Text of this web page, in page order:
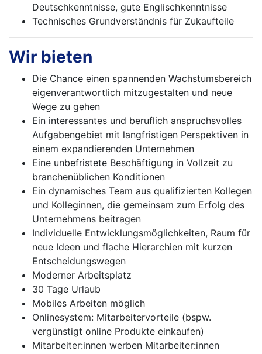
Deutschkenntnisse, gute Englischkenntnisse
Technisches Grundverständnis für Zukaufteile
Wir bieten
Die Chance einen spannenden Wachstumsbereich
eigenverantwortlich mitzugestalten und neue
Wege zu gehen
Ein interessantes und beruflich anspruchsvolles
Aufgabengebiet mit langfristigen Perspektiven in
einem expandierenden Unternehmen
Eine unbefristete Beschäftigung in Vollzeit zu
branchenüblichen Konditionen
Ein dynamisches Team aus qualifizierten Kollegen
und Kolleginnen, die gemeinsam zum Erfolg des
Unternehmens beitragen
Individuelle Entwicklungsmöglichkeiten, Raum für
neue Ideen und flache Hierarchien mit kurzen
Entscheidungswegen
Moderner Arbeitsplatz
30 Tage Urlaub
Mobiles Arbeiten möglich
Onlinesystem: Mitarbeitervorteile (bspw.
vergünstigt online Produkte einkaufen)
Mitarbeiter:innen werben Mitarbeiter:innen